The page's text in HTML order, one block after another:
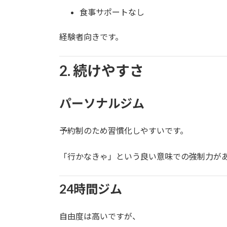
食事サポートなし
経験者向きです。
2. 続けやすさ
パーソナルジム
予約制のため習慣化しやすいです。
「行かなきゃ」という良い意味での強制力が
24時間ジム
自由度は高いですが、